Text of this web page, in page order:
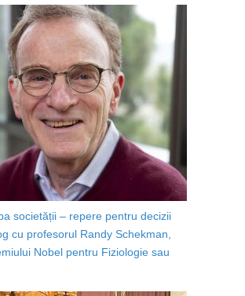
societății – repere pentru decizii
cu profesorul Randy Schekman,
Nobel pentru Fiziologie sau